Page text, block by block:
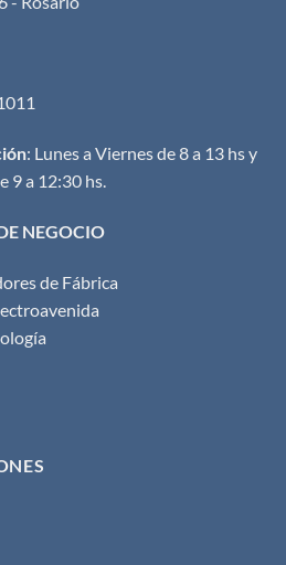
: Lunes a Viernes de 8 a 13 hs y
9 a 12:30 hs.
NEGOCIO
de Fábrica